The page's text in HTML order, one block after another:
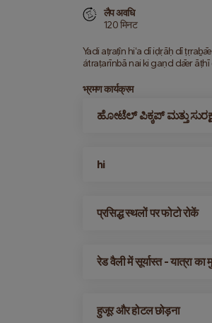
लैप अवधि
120 मिनट
Yadi aṭraṭîn hiʻa dī iḍṛāḥ dī
átraṭarīnbā nai ki gaṇd dǣr āṭhī
भ्रमण कार्यक्रम
ಹೋಟೆಲ್ ಪಿಕ್ಕಪ್ ಮತ್ತು
hi
प्रसिद्ध स्थलों पर फोटो रोकें
रेड वैली में सूर्यास्त - यात्रा
हुजूर और होटल छोड़ना